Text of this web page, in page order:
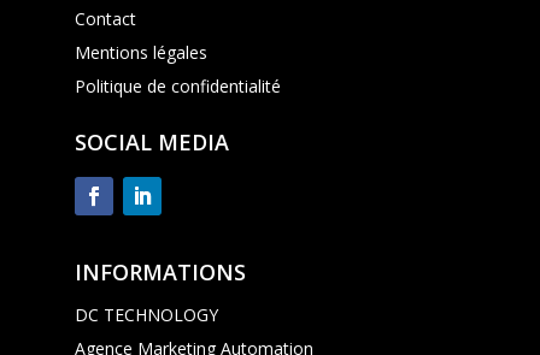
Contact
Mentions légales
Politique de confidentialité
SOCIAL MEDIA
INFORMATIONS
DC TECHNOLOGY
Agence Marketing Automation